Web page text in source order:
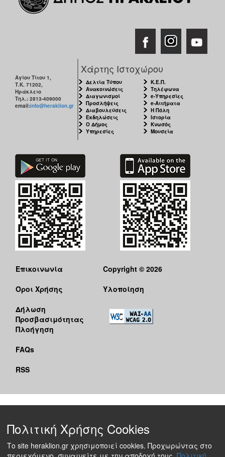
Αγίου Τίτου 1,
Τ.Κ. 71202,
Ηράκλειο
Τηλ.: 2813-409000
email:info@heraklion.gr
Χάρτης Ιστοχώρου
Δελτία Τύπου
Ανακοινώσεις
Διαγωνισμοί
Προσλήψεις
Διαβουλεύσεις
Εκδηλώσεις
Ο Δήμος
Υπηρεσίες
Κ.Ε.Π.
Τηλέφωνα
e-Υπηρεσίες
e-Αιτήματα
Η Πόλη
Ιστορία
Κνωσός
Μουσεία
Επικοινωνία
Όροι Χρήσης
Δήλωση
Προσβασιμότητας
Πλοήγηση
FAQs
RSS
Copyright © 2026
Υλοποίηση
Πολιτική Χρήσης Cookies
Το site heraklion.gr χρησιμοποιεί cookies. Προχωρώντας στο